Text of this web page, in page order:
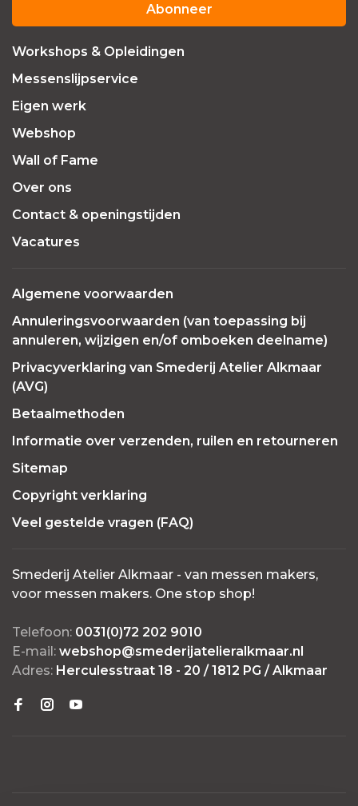
Abonneer
Workshops & Opleidingen
Messenslijpservice
Eigen werk
Webshop
Wall of Fame
Over ons
Contact & openingstijden
Vacatures
Algemene voorwaarden
Annuleringsvoorwaarden (van toepassing bij
annuleren, wijzigen en/of omboeken deelname)
Privacyverklaring van Smederij Atelier Alkmaar
(AVG)
Betaalmethoden
Informatie over verzenden, ruilen en retourneren
Sitemap
Copyright verklaring
Veel gestelde vragen (FAQ)
Smederij Atelier Alkmaar - van messen makers,
voor messen makers. One stop shop!
Telefoon: 0031(0)72 202 9010
E-mail: webshop@smederijatelieralkmaar.nl
Adres: Herculesstraat 18 - 20 / 1812 PG / Alkmaar